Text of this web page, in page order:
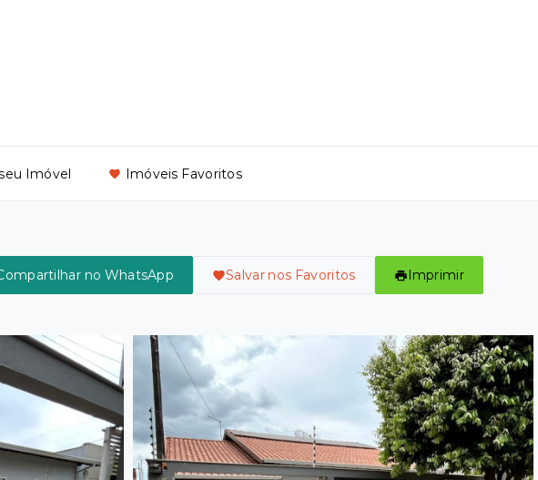
Imóvel Imóveis Favoritos
no WhatsApp Salvar nos Favoritos Imprimir